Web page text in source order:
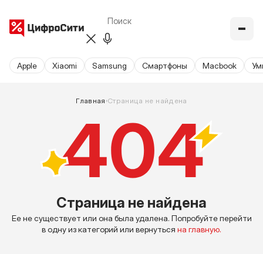
Apple Xiaomi Samsung Cмартфоны Macbook
Главная Страница не найдена
Страница не найдена
Ее не существует или она была удалена. Попробуйте перейти
в одну из категорий или вернуться на главную.